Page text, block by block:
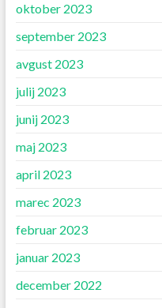
oktober 2023
september 2023
avgust 2023
julij 2023
junij 2023
maj 2023
april 2023
marec 2023
februar 2023
januar 2023
december 2022